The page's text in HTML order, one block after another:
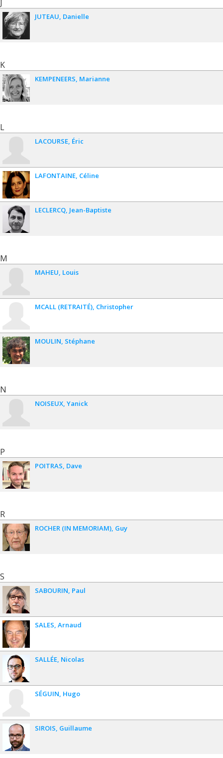
J
JUTEAU Danielle
K
KEMPENEERS Marianne
L
LACOURSE Éric
LAFONTAINE Céline
LECLERCQ Jean-Baptiste
M
MAHEU Louis
MCALL (RETRAITÉ) Christopher
MOULIN Stéphane
N
NOISEUX Yanick
P
POITRAS Dave
R
ROCHER (IN MEMORIAM) Guy
S
SABOURIN Paul
SALES Arnaud
SALLÉE Nicolas
SÉGUIN Hugo
SIROIS Guillaume